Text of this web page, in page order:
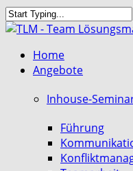
Skip
to
content
Close
search
MenuHome
Angebote
Inhouse-
Führung